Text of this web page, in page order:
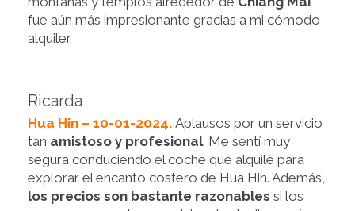
fue aún más impresionante gracias a mi cómodo
alquiler.
Ricarda
Hua Hin – 10-01-2024. Aplausos por un servicio
tan amistoso y profesional. Me sentí muy
segura conduciendo el coche que alquilé para
explorar el encanto costero de Hua Hin. Además,
los precios son bastante razonables si los